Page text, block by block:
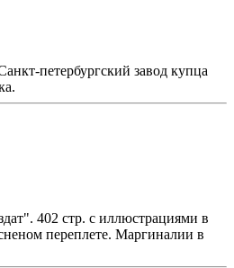
петербургский завод купца
402 стр. с иллюстрациями в
переплете. Маргиналии в